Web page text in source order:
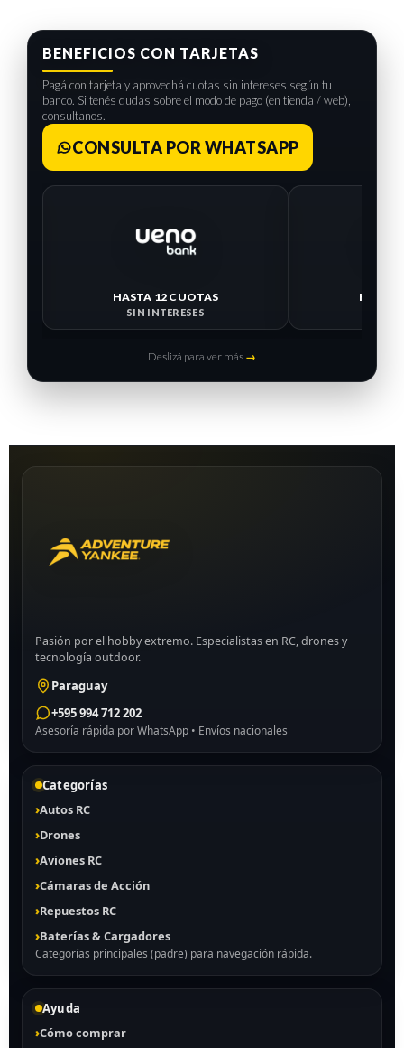
BENEFICIOS CON TARJETAS
Pagá con tarjeta y aprovechá cuotas sin intereses según tu
banco. Si tenés dudas sobre el modo de pago (en tienda / web),
consultanos.
CONSULTA POR WHATSAPP
HASTA 12 CUOTAS
SIN INTERESES
HASTA
Deslizá para ver más →
Pasión por el hobby extremo. Especialistas en RC, drones y
tecnología outdoor.
Paraguay
+595 994 712 202
Asesoría rápida por WhatsApp • Envíos nacionales
Categorías
Autos RC
Drones
Aviones RC
Cámaras de Acción
Repuestos RC
Baterías & Cargadores
Categorías principales (padre) para navegación rápida.
Ayuda
Cómo comprar